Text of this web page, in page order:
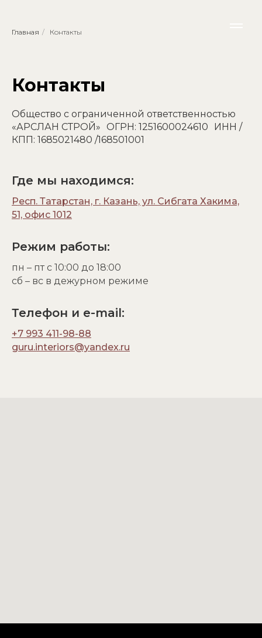
Главная / Контакты
Контакты
Общество с ограниченной ответственностью
«АРСЛАН СТРОЙ» ОГРН: 1251600024610 ИНН /
КПП: 1685021480 /168501001
Где мы находимся:
Респ. Татарстан, г. Казань, ул. Сибгата Хакима,
51, офис 1012
Режим работы:
пн – пт с 10:00 до 18:00
сб – вс в дежурном режиме
Телефон и e-mail:
+7 993 411-98-88
guru.interiors@yandex.ru